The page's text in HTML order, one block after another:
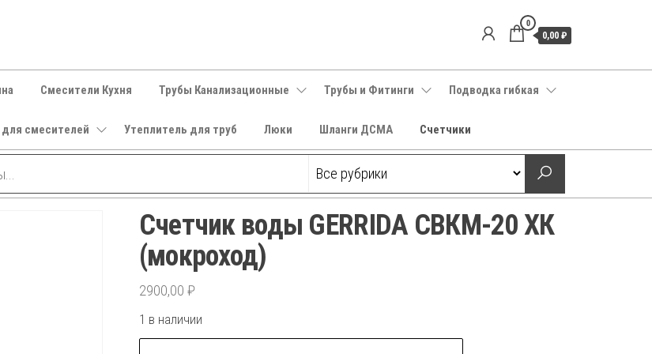
0
0,00 ₽
Смесители Кухня Трубы Канализационные Трубы и Фитинги Подводка гибкая
смесителей Утеплитель для труб Люки Шланги ДСМА Счетчики
Счетчик воды GERRIDA СВКМ-20 ХК
(мокроход)
2900,00 ₽
1 в наличии